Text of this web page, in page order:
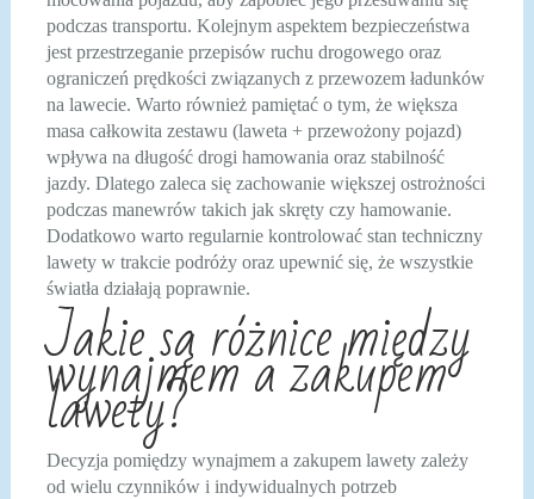
podczas transportu. Kolejnym aspektem bezpieczeństwa
jest przestrzeganie przepisów ruchu drogowego oraz
ograniczeń prędkości związanych z przewozem ładunków
na lawecie. Warto również pamiętać o tym, że większa
masa całkowita zestawu (laweta + przewożony pojazd)
wpływa na długość drogi hamowania oraz stabilność
jazdy. Dlatego zaleca się zachowanie większej ostrożności
podczas manewrów takich jak skręty czy hamowanie.
Dodatkowo warto regularnie kontrolować stan techniczny
lawety w trakcie podróży oraz upewnić się, że wszystkie
światła działają poprawnie.
Jakie są różnice między
wynajmem a zakupem
lawety?
Decyzja pomiędzy wynajmem a zakupem lawety zależy
od wielu czynników i indywidualnych potrzeb